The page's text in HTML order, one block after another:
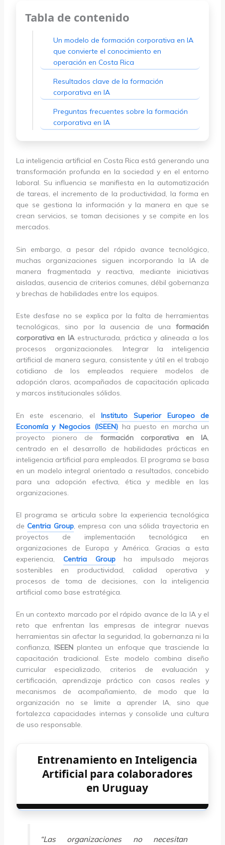
Tabla de contenido
Un modelo de formación corporativa en IA
que convierte el conocimiento en
operación en Costa Rica
Resultados clave de la formación
corporativa en IA
Preguntas frecuentes sobre la formación
corporativa en IA
La inteligencia artificial en Costa Rica está generando una
transformación profunda en la sociedad y en el entorno
laboral. Su influencia se manifiesta en la automatización
de tareas, el incremento de la productividad, la forma en
que se gestiona la información y la manera en que se
crean servicios, se toman decisiones y se compite en los
mercados.
Sin embargo, a pesar del rápido avance tecnológico,
muchas organizaciones siguen incorporando la IA de
manera fragmentada y reactiva, mediante iniciativas
aisladas, ausencia de criterios comunes, débil gobernanza
y brechas de habilidades entre los equipos.
Este desfase no se explica por la falta de herramientas
tecnológicas, sino por la ausencia de unaformación
corporativa en IAestructurada, práctica y alineada a los
procesos organizacionales. Integrar la inteligencia
artificial de manera segura, consistente y útil en el trabajo
cotidiano de los empleados requiere modelos de
adopción claros, acompañados de capacitación aplicada
y marcos institucionales sólidos.
En este escenario, el Instituto Superior Europeo de
Economía y Negocios (ISEEN)ha puesto en marcha un
proyecto pionero de formación corporativa en IA,
centrado en el desarrollo de habilidades prácticas en
inteligencia artificial para empleados. El programa se basa
en un modelo integral orientado a resultados, concebido
para una adopción efectiva, ética y medible en las
organizaciones.
El programa se articula sobre la experiencia tecnológica
deCentria Group, empresa con una sólida trayectoria en
proyectos de implementación tecnológica en
organizaciones de Europa y América. Gracias a esta
experiencia, Centria Groupha impulsado mejoras
sostenibles en productividad, calidad operativa y
procesos de toma de decisiones, con la inteligencia
artificial como base estratégica.
En un contexto marcado por el rápido avance de la IA y el
reto que enfrentan las empresas de integrar nuevas
herramientas sin afectar la seguridad, la gobernanza ni la
confianza, ISEENplantea un enfoque que trasciende la
capacitación tradicional. Este modelo combina diseño
curricular especializado, criterios de evaluación y
certificación, aprendizaje práctico con casos reales y
mecanismos de acompañamiento, de modo que la
organización no se limite a aprender IA, sino que
fortalezca capacidades internas y consolide una cultura
de uso responsable.
Entrenamiento en Inteligencia
Artificial para colaboradores
en Uruguay
“Las organizaciones no necesitan